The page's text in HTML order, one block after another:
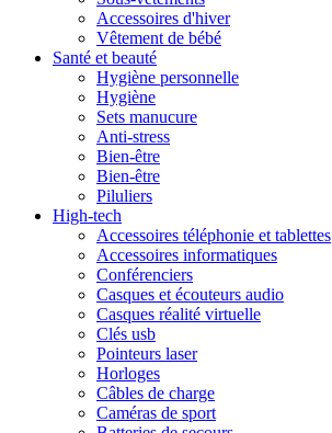
Accessoires d'hiver
Vêtement de bébé
Santé et beauté
Hygiène personnelle
Hygiène
Sets manucure
Anti-stress
Bien-être
Bien-être
Piluliers
High-tech
Accessoires téléphonie et tablettes
Accessoires informatiques
Conférenciers
Casques et écouteurs audio
Casques réalité virtuelle
Clés usb
Pointeurs laser
Horloges
Câbles de charge
Caméras de sport